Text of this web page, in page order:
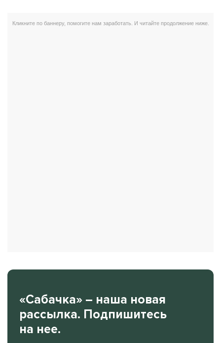
«Сабачка» – наша новая
рассылка. Подпишитесь
на нее.